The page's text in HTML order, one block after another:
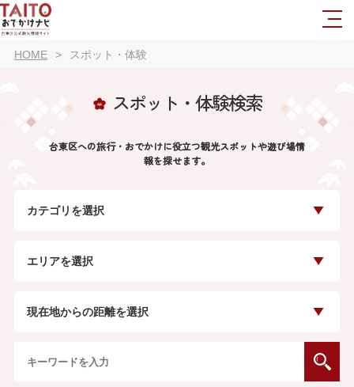
HOME スポット・体験
スポット・体験検索
台東区への旅行・おでかけに役立つ観光スポットや遊び場情
報を探せます。
カテゴリを選択
エリアを選択
現在地からの距離を選択